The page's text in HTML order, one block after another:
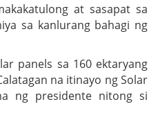
at sasapat sa
sa kanlurang bahagi ng
panels sa 160 ektaryang
na itinayo ng Solar
ng presidente nitong si